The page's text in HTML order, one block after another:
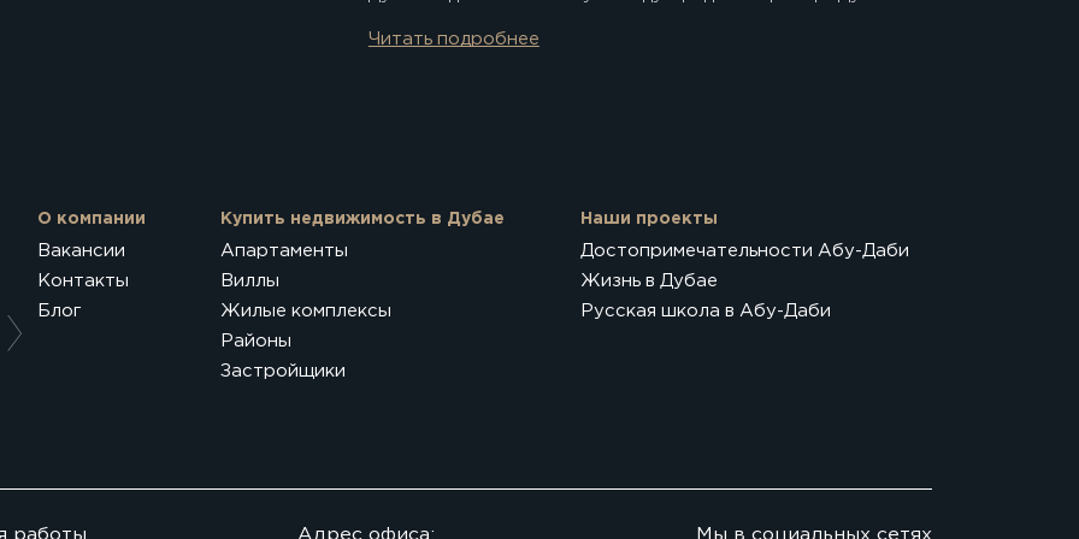
Читать подробнее
О компании
Вакансии
Контакты
Блог
Купить недвижимость в Дубае
Апартаменты
Виллы
Жилые комплексы
Районы
Застройщики
Наши проекты
Достопримечательности Абу-Даби
Жизнь в Дубае
Русская школа в Абу-Даби
работы Адрес офиса: Мы в социальных сетях